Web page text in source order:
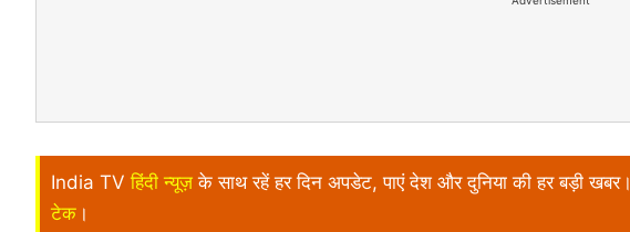
India TV हिंदी न्यूज़ के साथ रहें हर दिन अपडेट, पाएं देश और दुनिया की हर बड़ी खबर।
टेक ।